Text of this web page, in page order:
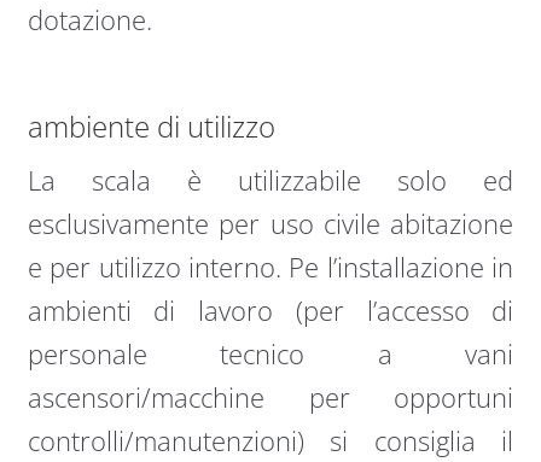
dotazione.
ambiente di utilizzo
La scala è utilizzabile solo ed
esclusivamente per uso civile abitazione
e per utilizzo interno. Pe l’installazione in
ambienti di lavoro (per l’accesso di
personale tecnico a vani
ascensori/macchine per opportuni
controlli/manutenzioni) si consiglia il